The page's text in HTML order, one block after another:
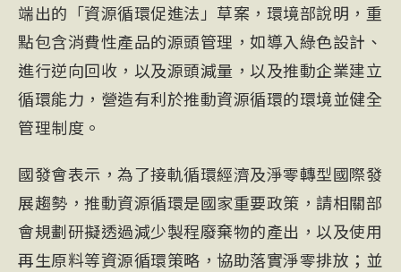
端出的「資源循環促進法」草案，環境部說明，重
點包含消費性產品的源頭管理，如導入綠色設計、
進行逆向回收，以及源頭減量，以及推動企業建立
循環能力，營造有利於推動資源循環的環境並健全
管理制度。
國發會表示，為了接軌循環經濟及淨零轉型國際發
展趨勢，推動資源循環是國家重要政策，請相關部
會規劃研擬透過減少製程廢棄物的產出，以及使用
再生原料等資源循環策略，協助落實淨零排放；並